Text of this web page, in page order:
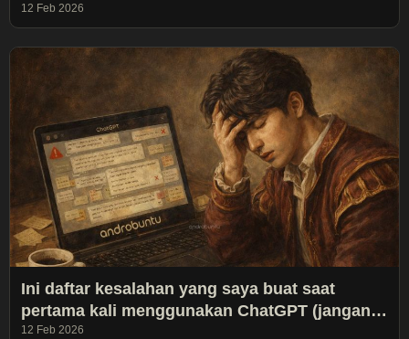
Gemini
12 Feb 2026
Ini daftar kesalahan yang saya buat saat
pertama kali menggunakan ChatGPT (jangan
ditiru)
12 Feb 2026